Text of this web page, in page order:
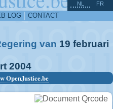
LOG CONTACT
NL FR
van 19 februari
2004
OpenJustice.be
^